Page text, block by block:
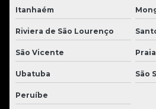
Itanhaém
Riviera de São Lourenço
São Vicente
Ubatuba São
Peruíbe